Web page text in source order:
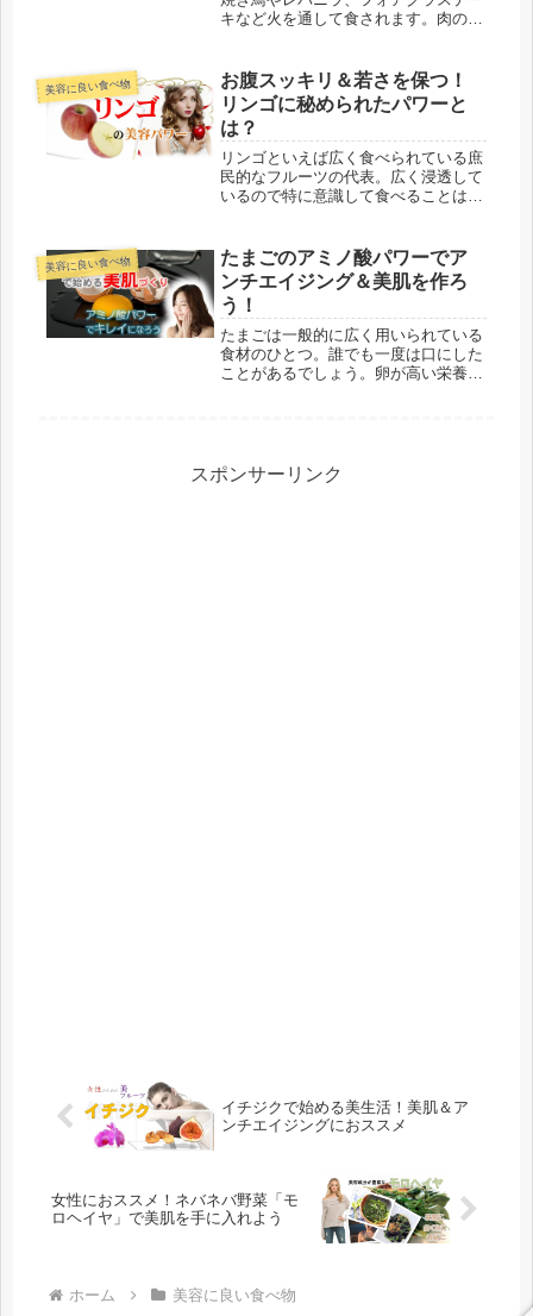
キなど火を通して食されます。肉の各
味わいで好き嫌いが別れがちですが、
美容や女性の悩みにピッタリの食...
美容に良い食べ物
お腹スッキリ＆若さを保つ！
リンゴに秘められたパワーと
は？
リンゴといえば広く食べられている庶
民的なフルーツの代表。広く浸透して
いるので特に意識して食べることは少
まれています。リンゴを象徴する真っ
赤な色も実は重要な美容成分なので
す。...
美容に良い食べ物
たまごのアミノ酸パワーでア
ンチエイジング＆美肌を作ろ
う！
たまごは一般的に広く用いられている
食材のひとつ。誰でも一度は口にした
ことがあるでしょう。卵が高い栄養価
し、...
スポンサーリンク
イチジクで始める美生活！美肌＆ア
ンチエイジングにおススメ
女性におススメ！ネバネバ野菜「モ
ロヘイヤ」で美肌を手に入れよう
ホーム 美容に良い食べ物